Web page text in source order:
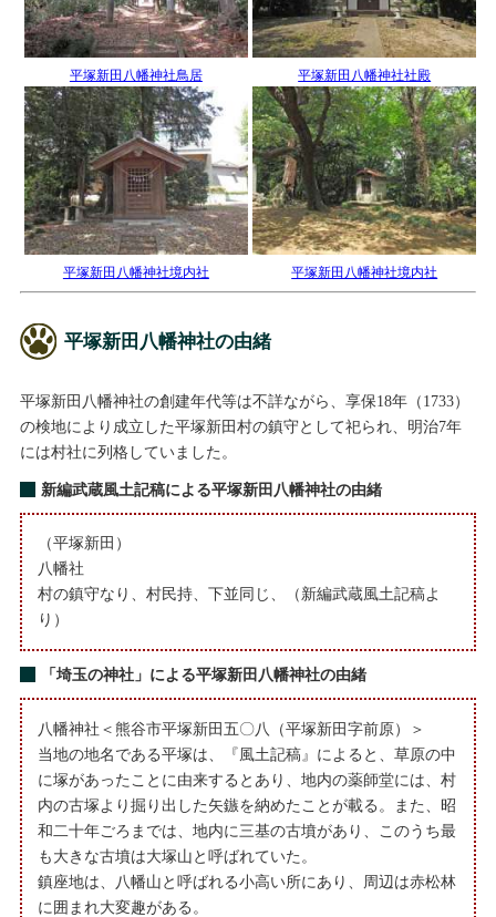
平塚新田八幡神社鳥居 平塚新田八幡神社社殿
平塚新田八幡神社境内社 平塚新田八幡神社境内社
平塚新田八幡神社の由緒
平塚新田八幡神社の創建年代等は不詳ながら、享保18年（1733）
の検地により成立した平塚新田村の鎮守として祀られ、明治7年
には村社に列格していました。
新編武蔵風土記稿による平塚新田八幡神社の由緒
（平塚新田）
八幡社
村の鎮守なり、村民持、下並同じ、（新編武蔵風土記稿よ
り）
「埼玉の神社」による平塚新田八幡神社の由緒
八幡神社＜熊谷市平塚新田五〇八（平塚新田字前原）＞
当地の地名である平塚は、『風土記稿』によると、草原の中
に塚があったことに由来するとあり、地内の薬師堂には、村
内の古塚より掘り出した矢鏃を納めたことが載る。また、昭
和二十年ごろまでは、地内に三基の古墳があり、このうち最
も大きな古墳は大塚山と呼ばれていた。
鎮座地は、八幡山と呼ばれる小高い所にあり、周辺は赤松林
に囲まれ大変趣がある。